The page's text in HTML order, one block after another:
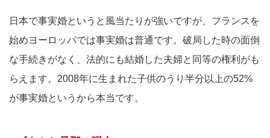
日本で事実婚というと風当たりが強いですが、フランスを
始めヨーロッパでは事実婚は普通です。破局した時の面倒
な手続きがなく、法的にも結婚した夫婦と同等の権利がも
らえます。2008年に生まれた子供のうり半分以上の52%
が事実婚というから本当です。